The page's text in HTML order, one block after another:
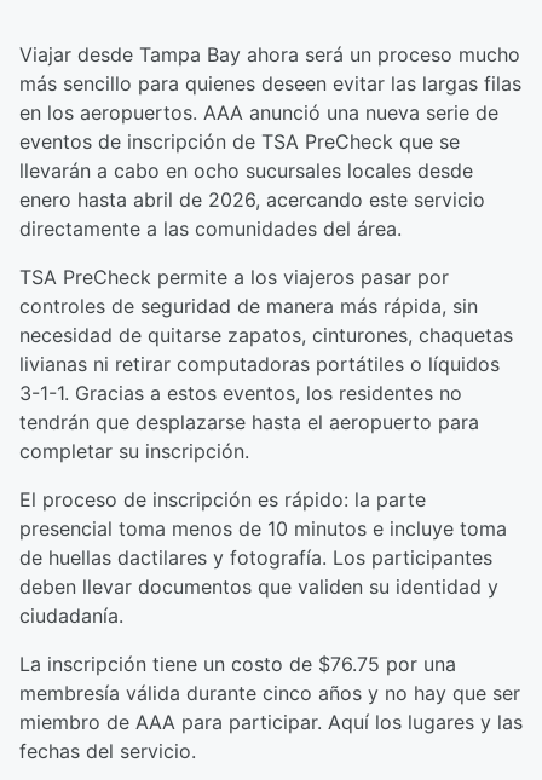
Viajar desde Tampa Bay ahora será un proceso mucho
más sencillo para quienes deseen evitar las largas filas
en los aeropuertos. AAA anunció una nueva serie de
eventos de inscripción de TSA PreCheck que se
llevarán a cabo en ocho sucursales locales desde
enero hasta abril de 2026, acercando este servicio
directamente a las comunidades del área.
TSA PreCheck permite a los viajeros pasar por
controles de seguridad de manera más rápida, sin
necesidad de quitarse zapatos, cinturones, chaquetas
livianas ni retirar computadoras portátiles o líquidos
3-1-1. Gracias a estos eventos, los residentes no
tendrán que desplazarse hasta el aeropuerto para
completar su inscripción.
El proceso de inscripción es rápido: la parte
presencial toma menos de 10 minutos e incluye toma
de huellas dactilares y fotografía. Los participantes
deben llevar documentos que validen su identidad y
ciudadanía.
La inscripción tiene un costo de $76.75 por una
membresía válida durante cinco años y no hay que ser
miembro de AAA para participar. Aquí los lugares y las
fechas del servicio.